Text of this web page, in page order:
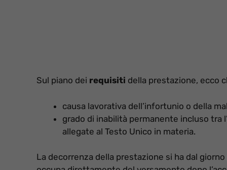
Sul piano dei requisiti della prestazione, ecco
causa lavorativa dell’infortunio o della
grado di inabilità permanente incluso tra
allegate al Testo Unico in materia.
La decorrenza della prestazione si ha dal